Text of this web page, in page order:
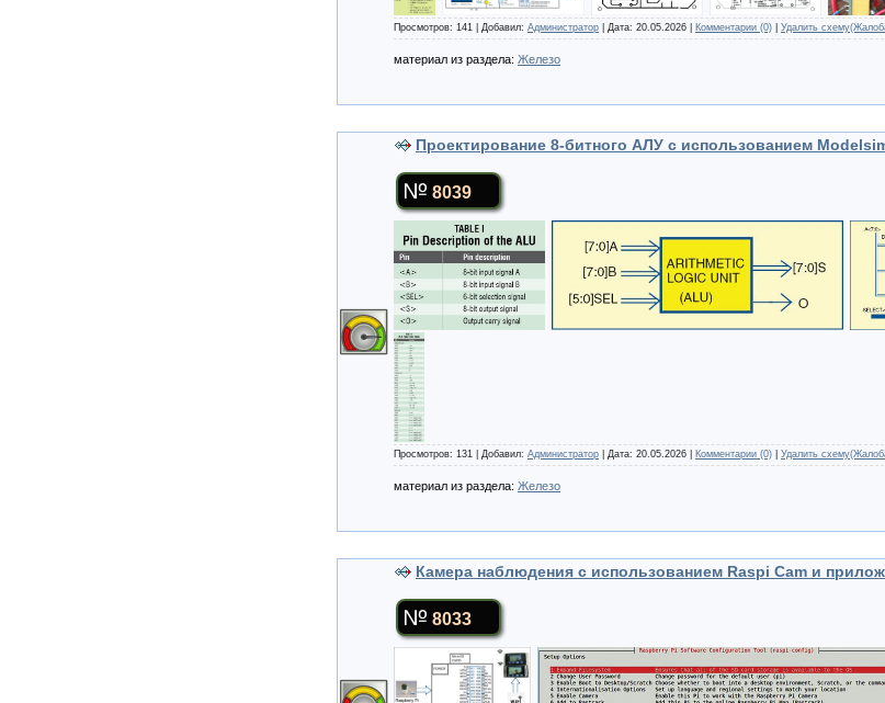
Просмотров: 141 | Добавил: Администратор | Дата: 20.05.2026 Комментарии (0) Удалить
материал из раздела: Железо
Проектирование 8-битного АЛУ с использованием
8039
Просмотров: 131 | Добавил: Администратор | Дата: 20.05.2026 Комментарии (0) Удалить
материал из раздела: Железо
Камера наблюдения с использованием Raspi Cam и
8033